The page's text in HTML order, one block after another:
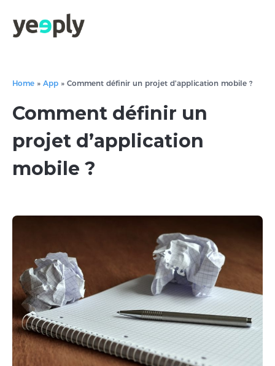
Home » App » Comment définir un projet d'application mobile ?
Comment définir un
projet d’application
mobile ?